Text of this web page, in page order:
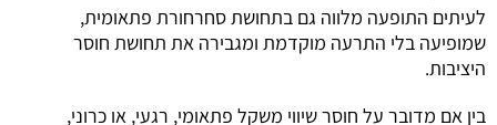
לעיתים התופעה מלווה גם בתחושת סחרחורת פתאומית,
שמופיעה בלי התרעה מוקדמת ומגבירה את תחושת חוסר
היציבות.
בין אם מדובר על חוסר שיווי משקל פתאומי, רגעי, או כרוני,